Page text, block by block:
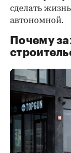
сделать
автономной.
Почему